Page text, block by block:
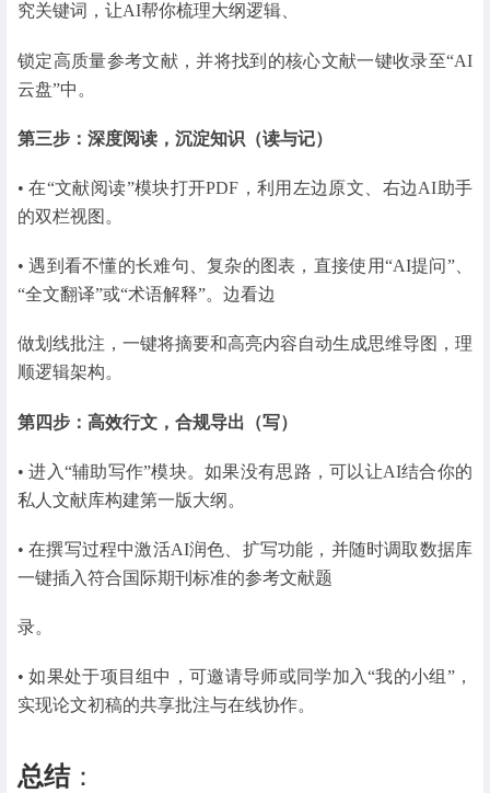
究关键词，让AI帮你梳理大纲逻辑、
锁定高质量参考文献，并将找到的核心文献一键收录至“AI
云盘”中。
第三步：深度阅读，沉淀知识（读与记）
• 在“文献阅读”模块打开PDF，利用左边原文、右边AI助手
的双栏视图。
• 遇到看不懂的⻓难句、复杂的图表，直接使用“AI提问”、
“全文翻译”或“术语解释”。边看边
做划线批注，一键将摘要和高亮内容自动生成思维导图，理
顺逻辑架构。
第四步：高效行文，合规导出（写）
• 进入“辅助写作”模块。如果没有思路，可以让AI结合你的
私人文献库构建第一版大纲。
• 在撰写过程中激活AI润色、扩写功能，并随时调取数据库
一键插入符合国际期刊标准的参考文献题
录。
• 如果处于项目组中，可邀请导师或同学加入“我的小组”，
实现论文初稿的共享批注与在线协作。
总结：